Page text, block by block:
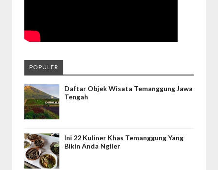
POPULER
Daftar Objek Wisata Temanggung Jawa
Tengah
Ini 22 Kuliner Khas Temanggung Yang
Bikin Anda Ngiler